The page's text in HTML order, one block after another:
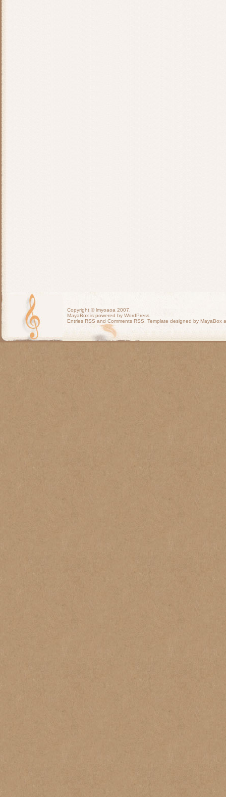
Copyright ©lmyoaoa 2007.
MayaBox is powered by WordPress.
Entries RSS and Comments RSS . Template designed by MayaBox